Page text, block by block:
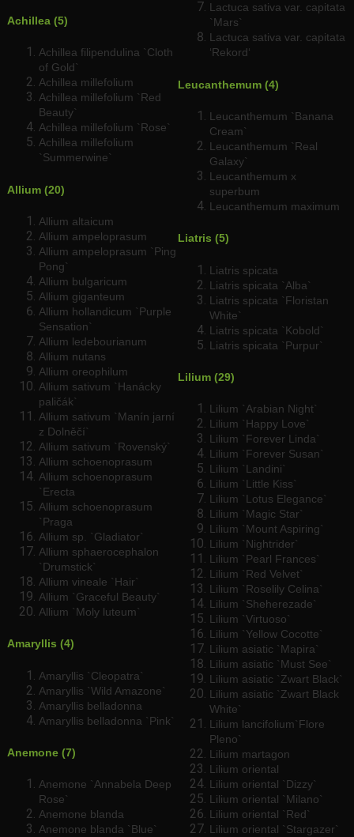
Achillea (5)
Achillea filipendulina `Cloth
of Gold`
Achillea millefolium
Achillea millefolium `Red
Beauty`
Achillea millefolium `Rose`
Achillea millefolium
`Summerwine`
Allium (20)
Allium altaicum
Allium ampeloprasum
Allium ampeloprasum `Ping
Pong`
Allium bulgaricum
Allium giganteum
Allium hollandicum `Purple
Sensation`
Allium ledebourianum
Allium nutans
Allium oreophilum
Allium sativum `Hanácky
paličák`
Allium sativum `Manín jarní
z Dolněčí`
Allium sativum `Rovenský`
Allium schoenoprasum
Allium schoenoprasum
`Erecta
Allium schoenoprasum
`Praga
Allium sp. `Gladiator`
Allium sphaerocephalon
`Drumstick`
Allium vineale `Hair`
Allium `Graceful Beauty`
Allium `Moly luteum`
Amaryllis (4)
Amaryllis `Cleopatra`
Amaryllis `Wild Amazone`
Amaryllis belladonna
Amaryllis belladonna `Pink`
Anemone (7)
Anemone `Annabela Deep
Rose`
Anemone blanda
Anemone blanda `Blue`
Lactuca sativa var. capitata
`Mars`
Lactuca sativa var. capitata
‘Rekord‘
Leucanthemum (4)
Leucanthemum `Banana
Cream`
Leucanthemum `Real
Galaxy`
Leucanthemum x
superbum
Leucanthemum maximum
Liatris (5)
Liatris spicata
Liatris spicata `Alba`
Liatris spicata `Floristan
White`
Liatris spicata `Kobold`
Liatris spicata `Purpur`
Lilium (29)
Lilium `Arabian Night`
Lilium `Happy Love`
Lilium `Forever Linda`
Lilium `Forever Susan`
Lilium `Landini`
Lilium `Little Kiss`
Lilium `Lotus Elegance`
Lilium `Magic Star`
Lilium `Mount Aspiring`
Lilium `Nightrider`
Lilium `Pearl Frances`
Lilium `Red Velvet`
Lilium `Roselily Celina`
Lilium `Sheherezade`
Lilium `Virtuoso`
Lilium `Yellow Cocotte`
Lilium asiatic `Mapira`
Lilium asiatic `Must See`
Lilium asiatic `Zwart Black`
Lilium asiatic `Zwart Black
White`
Lilium lancifolium`Flore
Pleno`
Lilium martagon
Lilium oriental
Lilium oriental `Dizzy`
Lilium oriental `Milano`
Lilium oriental `Red`
Lilium oriental `Stargazer`